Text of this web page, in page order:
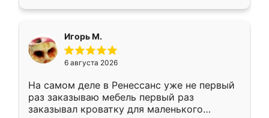
Игорь М.
6 августа 2026
На самом деле в Ренессанс уже не первый
раз заказываю мебель первый раз
заказывал кроватку для маленького